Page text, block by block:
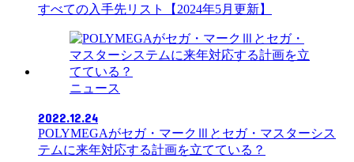
すべての入手先リスト【2024年5月更新】
ニュース
2022.12.24
POLYMEGAがセガ・マークⅢとセガ・マスターシス
テムに来年対応する計画を立てている？